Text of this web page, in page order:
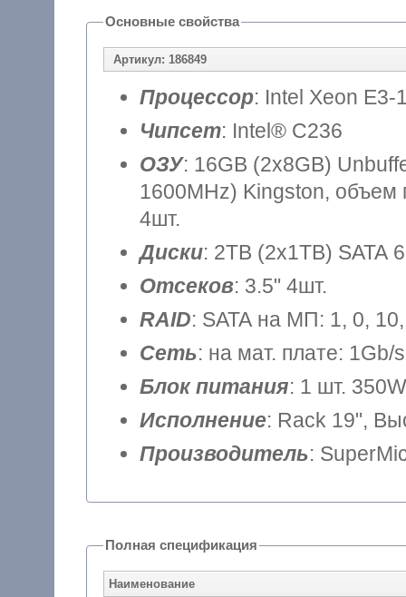
Основные свойства
Артикул: 186849
Процессор: Intel Xeon E3-
Чипсет: Intel® C236
ОЗУ: 16GB (2x8GB)
1600MHz) Kingston, объем
4шт.
Диски: 2TB (2x1TB) SATA
Отсеков: 3.5" 4шт.
RAID: SATA на МП: 1, 0,
Сеть: на мат. плате: 1Gb/
Блок питания: 1 шт. 350W
Исполнение: Rack 19",
Производитель:
Полная спецификация
Наименование